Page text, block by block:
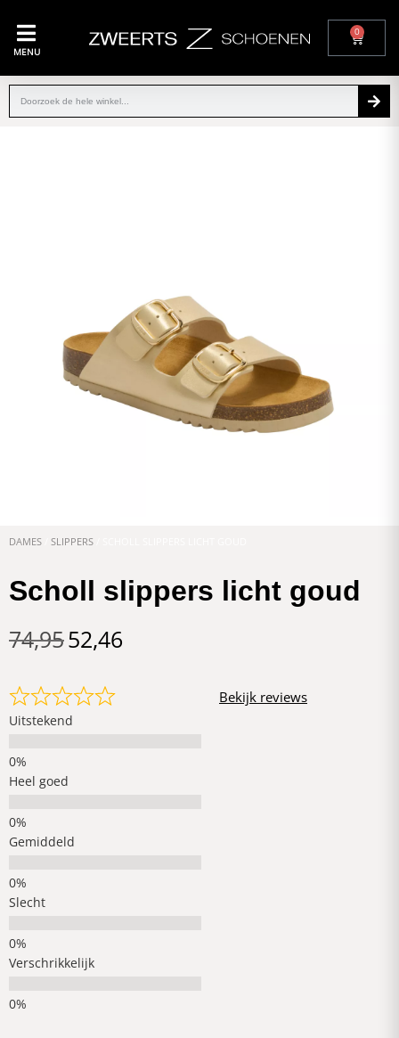
MENU
0
DAMES SLIPPERS
Scholl slippers licht goud
74,9552,46
Uitstekend
Heel goed
Gemiddeld
Slecht
Verschrikkelijk
Bekijk reviews